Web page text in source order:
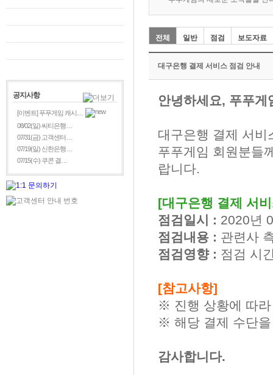
공지사항
[이벤트] 푸푸게임 캐시…
08/02(일) 씨티은행…
07/31(금) 고객센터…
07/19(일) 신한은행…
07/15(수) 쿠콘 결…
전체 일반 점검 보도자료
대구은행 결제 서비스 점검 안내
안녕하세요, 푸푸게
대구은행 결제 서
푸푸게임 회원분들
랍니다.
[대구은행 결제 서
점검일시 : 2020년
점검내용 : 관련사
점검영향 : 점검 시
[참고사항]
※ 진행 상황에 따
※ 해당 결제 수단
감사합니다.